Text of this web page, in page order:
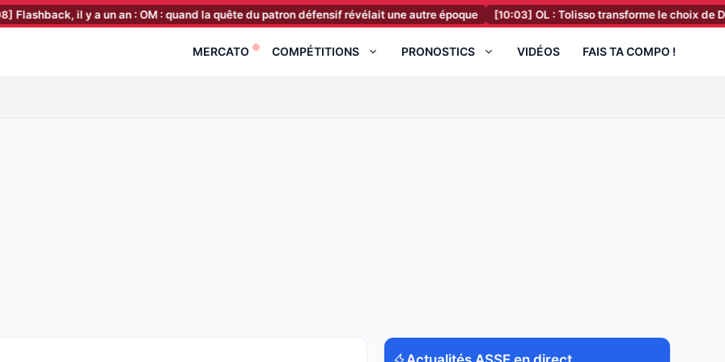
il y a un an : OM : quand la quête du patron défensif révélait une autre époque [10:03] OL : Tolisso transforme le choix de
MERCATO COMPÉTITIONS PRONOSTICS VIDÉOS FAIS TA COMPO !